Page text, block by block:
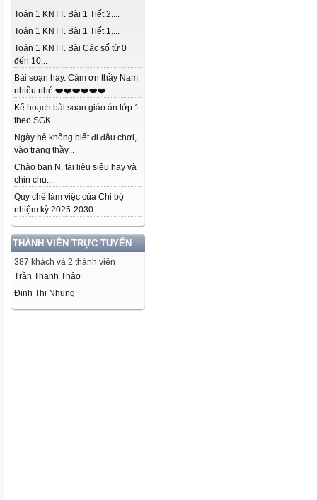
Toán 1 KNTT. Bài 1 Tiết 2....
Toán 1 KNTT. Bài 1 Tiết 1....
Toán 1 KNTT. Bài Các số từ 0
đến 10...
Bài soạn hay. Cảm ơn thầy Nam
nhiều nhé ❤️❤️❤️❤️❤️❤️...
Kế hoạch bài soạn giáo án lớp 1
theo SGK...
Ngày hè không biết đi đâu chơi,
vào trang thầy...
Chào bạn N, tài liệu siêu hay và
chỉn chu...
Quy chế làm việc của Chi bộ
nhiệm kỳ 2025-2030...
THÀNH VIÊN TRỰC TUYẾN
387 khách và 2 thành viên
Trần Thanh Thảo
Đinh Thị Nhung